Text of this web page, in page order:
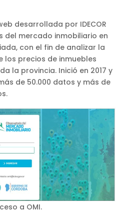
desarrollada por IDECOR
del mercado inmobiliario en
con el fin de analizar la
los precios de inmuebles
la provincia. Inició en 2017 y
de 50.000 datos y más de
a OMI.